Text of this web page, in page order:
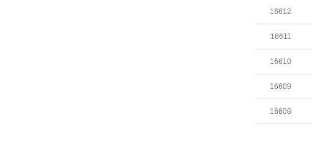
16612
16611
16610
16609
16608